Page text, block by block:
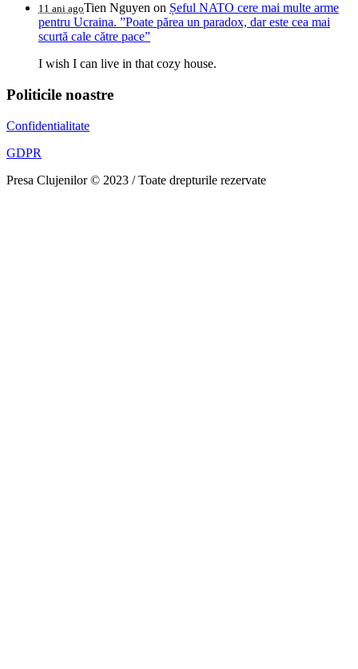
11 ani agoTien Nguyen on Șeful NATO cere mai multe arme
pentru Ucraina. ”Poate părea un paradox, dar este cea mai
scurtă cale către pace”
I wish I can live in that cozy house.
Politicile noastre
Confidentialitate
GDPR
Presa Clujenilor © 2023 / Toate drepturile rezervate